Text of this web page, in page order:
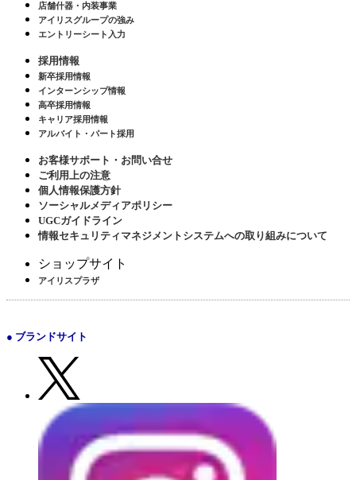
店舗什器・内装事業
アイリスグループの強み
エントリーシート入力
採用情報
新卒採用情報
インターンシップ情報
高卒採用情報
キャリア採用情報
アルバイト・パート採用
お客様サポート・お問い合せ
ご利用上の注意
個人情報保護方針
ソーシャルメディアポリシー
UGCガイドライン
情報セキュリティマネジメントシステムへの取り組みについて
ショップサイト
アイリスプラザ
● ブランドサイト